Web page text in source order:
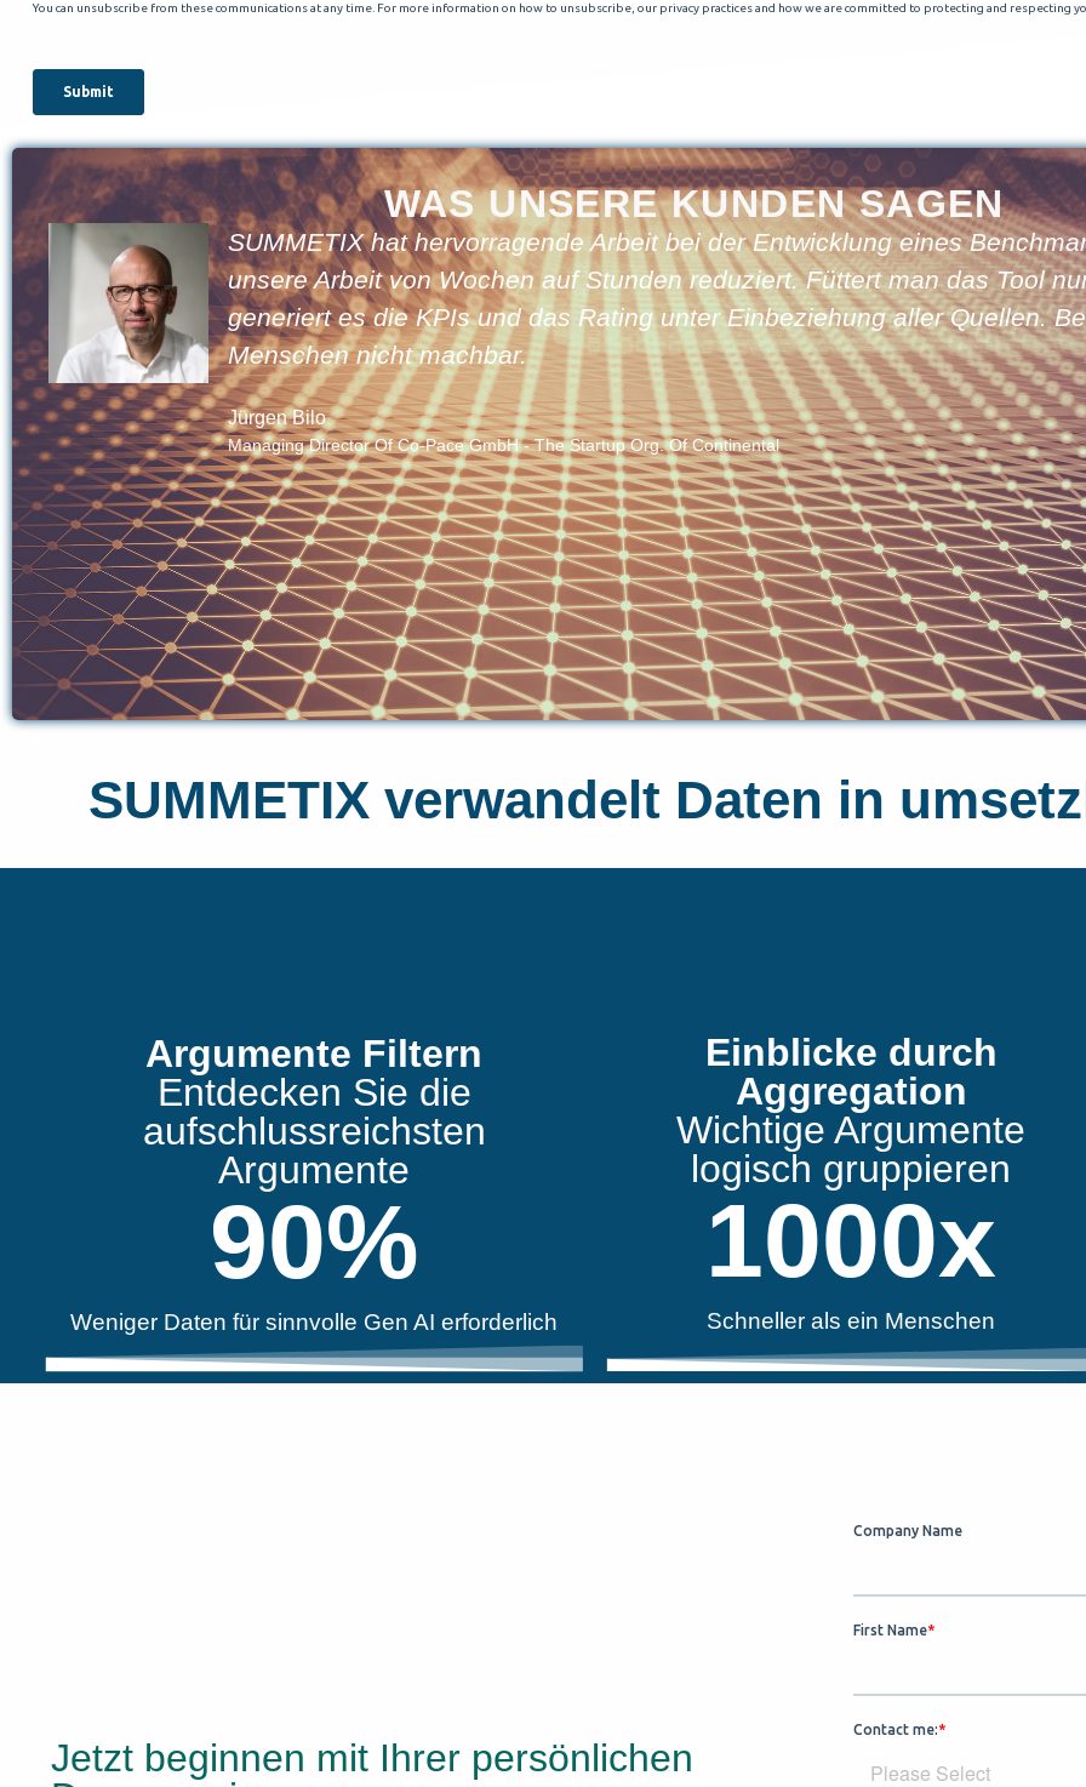
WAS UNSERE KUNDEN SAGEN
Bei Adesso hilft SUMMETIX zu verstehen, was die Kunden unserer
Produkten und Dienstleistungen halten. Durch die Nutzung von
verschiedenen, öffentlich zugänglichen Datenquellen ermöglicht uns das
Marktstimmung und Trends schnell und genau einzuschätzen.
und ermöglicht es uns, umsetzbare Erkenntnisse zu liefern, die einen
Unternehmen unserer Kunden schaffen.
Jacqueline Sutter, Principal Consultant - Life Sciences
Adesso
SUMMETIX verwandelt Daten in
Argumente Filtern
Entdecken Sie die
aufschlussreichsten
Argumente
Weniger Daten für sinnvolle Gen AI erforderlich
90%
Einblicke durch
Aggregation
Wichtige Argumente
logisch gruppieren
Schneller als ein Menschen
1000x
Jetzt beginnen mit Ihrer persönlichen